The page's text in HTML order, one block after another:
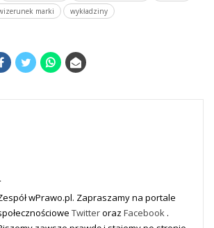
marki wykładziny
wPrawo.pl. Zapraszamy na portale
Twitteroraz Facebook .